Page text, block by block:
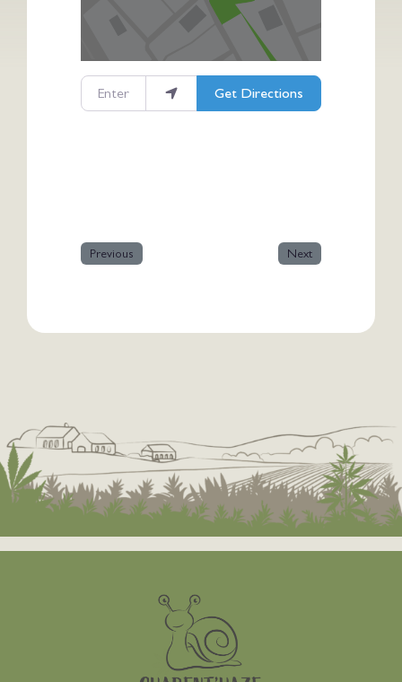
Enter your location
Get Directions
Previous Next